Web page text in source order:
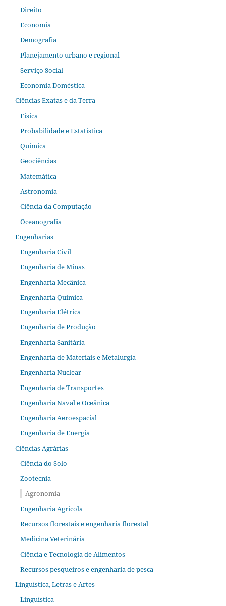
Direito
Economia
Demografia
Planejamento urbano e regional
Serviço Social
Economia Doméstica
Ciências Exatas e da Terra
Física
Probabilidade e Estatística
Química
Geociências
Matemática
Astronomia
Ciência da Computação
Oceanografia
Engenharias
Engenharia Civil
Engenharia de Minas
Engenharia Mecânica
Engenharia Química
Engenharia Elétrica
Engenharia de Produção
Engenharia Sanitária
Engenharia de Materiais e Metalurgia
Engenharia Nuclear
Engenharia de Transportes
Engenharia Naval e Oceânica
Engenharia Aeroespacial
Engenharia de Energia
Ciências Agrárias
Ciência do Solo
Zootecnia
Agronomia
Engenharia Agrícola
Recursos florestais e engenharia florestal
Medicina Veterinária
Ciência e Tecnologia de Alimentos
Recursos pesqueiros e engenharia de pesca
Linguística, Letras e Artes
Linguística